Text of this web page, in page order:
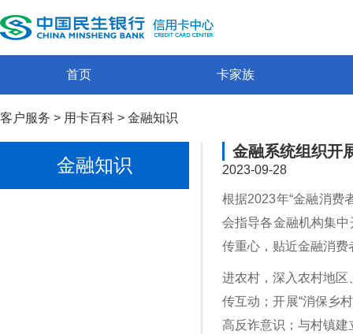
首页 卡家族
客户服务 > 用卡百科 > 金融知识
金融知识
金融系统组织开
2023-09-28
根据2023年“金融消费
会指导各金融机构集中
传重心，贴近金融消
进农村，深入农村地
传互动；开展“消保乡
高反诈意识；与村镇建